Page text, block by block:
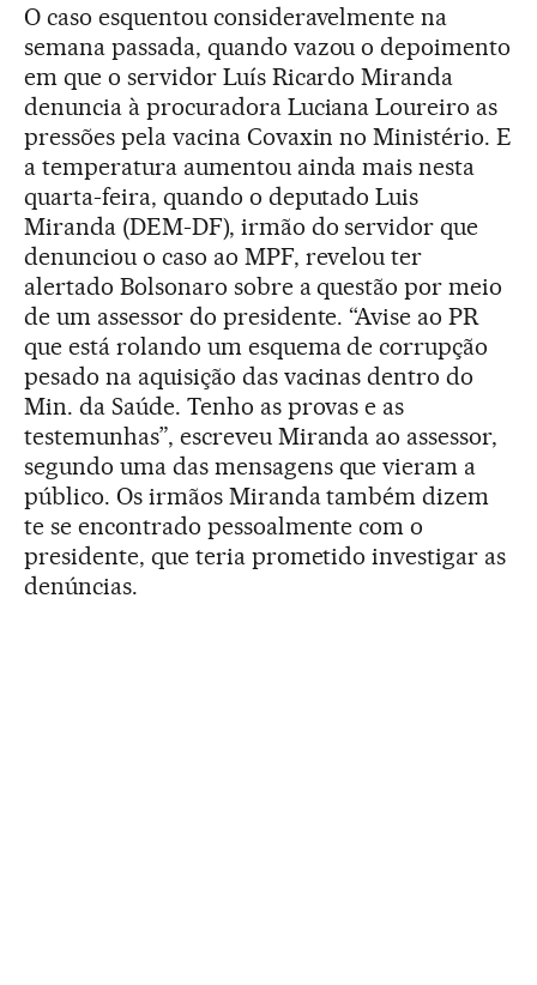
O caso esquentou consideravelmente na
semana passada, quando vazou o depoimento
em que o servidor Luís Ricardo Miranda
denuncia à procuradora Luciana Loureiro as
pressões pela vacina Covaxin no Ministério. E
a temperatura aumentou ainda mais nesta
quarta-feira, quando o deputado Luis
Miranda (DEM-DF), irmão do servidor que
denunciou o caso ao MPF, revelou ter
alertado Bolsonaro sobre a questão por meio
de um assessor do presidente. “Avise ao PR
que está rolando um esquema de corrupção
pesado na aquisição das vacinas dentro do
Min. da Saúde. Tenho as provas e as
testemunhas”, escreveu Miranda ao assessor,
segundo uma das mensagens que vieram a
público. Os irmãos Miranda também dizem
te se encontrado pessoalmente com o
presidente, que teria prometido investigar as
denúncias.